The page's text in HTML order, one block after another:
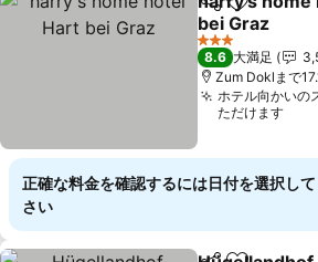
シェアお気に入
bei Graz
料金を表示
3 ホテルのランク
8.6 大満足
Zum Doklまで
ホテル向かいの
ただけます
正確な料金を確認するには日付を選択し
さい